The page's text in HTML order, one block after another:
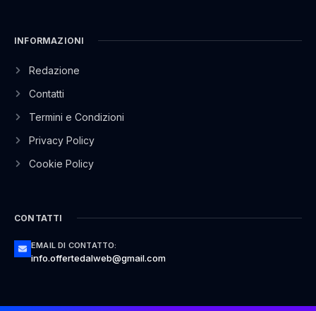
INFORMAZIONI
Redazione
Contatti
Termini e Condizioni
Privacy Policy
Cookie Policy
CONTATTI
EMAIL DI CONTATTO:
info.offertedalweb@gmail.com